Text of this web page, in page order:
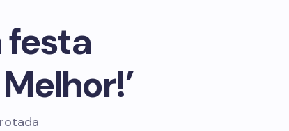
festa